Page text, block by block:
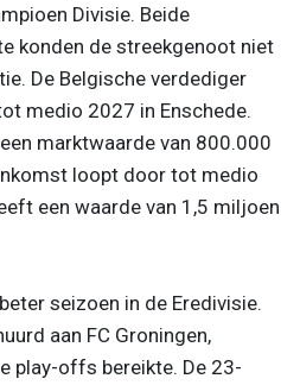
Divisie. Beide
konden de streekgenoot niet
De Belgische verdediger
medio 2027 in Enschede.
marktwaarde van 800.000
loopt door tot medio
een waarde van 1,5 miljoen
seizoen in de Eredivisie.
aan FC Groningen,
play-offs bereikte. De 23-